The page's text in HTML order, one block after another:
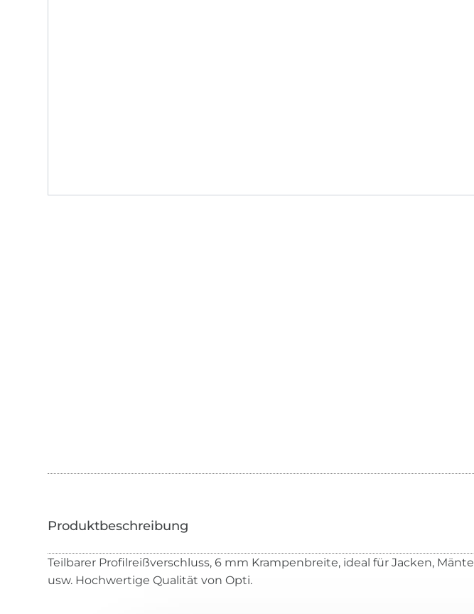
Teilbarer Profilreißverschluss, 6 mm Krampenbreite, ideal für Jacken, Mäntel
usw. Hochwertige Qualität von Opti.